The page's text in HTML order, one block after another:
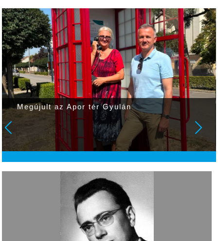
Megújult az Apor tér Gyulán